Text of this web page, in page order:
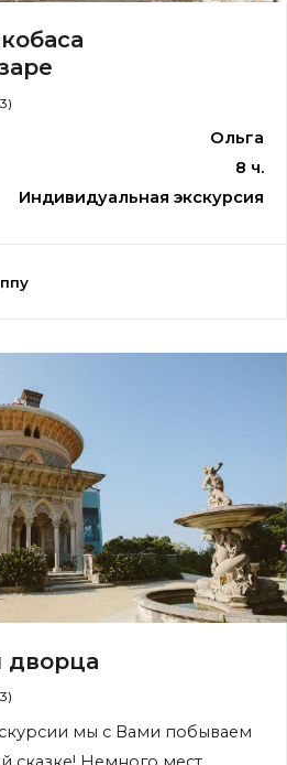
Ольга
8 ч.
Индивидуальная экскурсия
дворца
мы с Вами побываем